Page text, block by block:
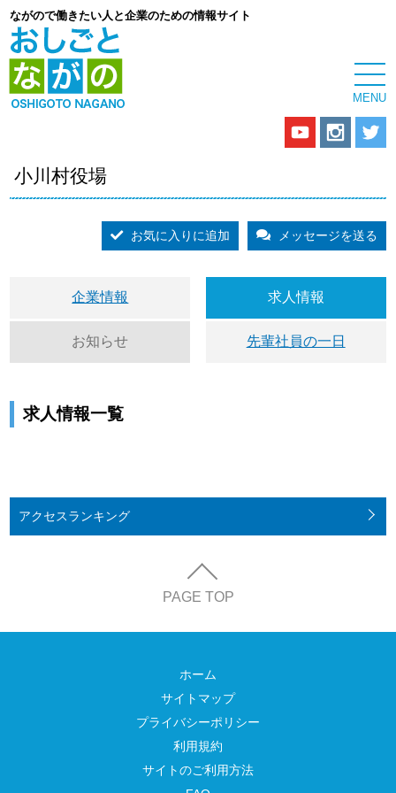
ながので働きたい人と企業のための情報サイト
小川村役場
お気に入りに追加 メッセージを送る
企業情報 求人情報
お知らせ 先輩社員の一日
求人情報一覧
アクセスランキング
PAGE TOP
ホーム
サイトマップ
プライバシーポリシー
利用規約
サイトのご利用方法